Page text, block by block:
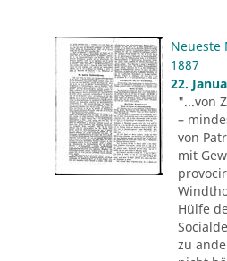
Neueste
1887
22.
"...von
–
von
mit
Hülfe
zu